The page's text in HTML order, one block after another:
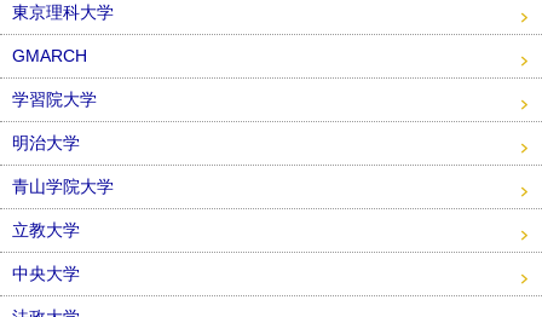
東京理科大学
GMARCH
学習院大学
明治大学
青山学院大学
立教大学
中央大学